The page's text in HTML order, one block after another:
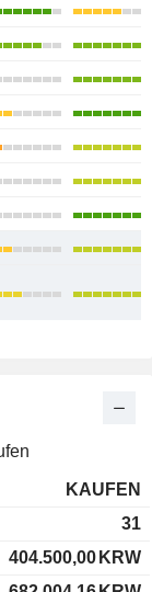
KAUFEN
31
404.500,00 KRW